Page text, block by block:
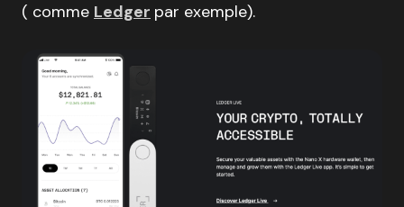
( comme Ledger par exemple).